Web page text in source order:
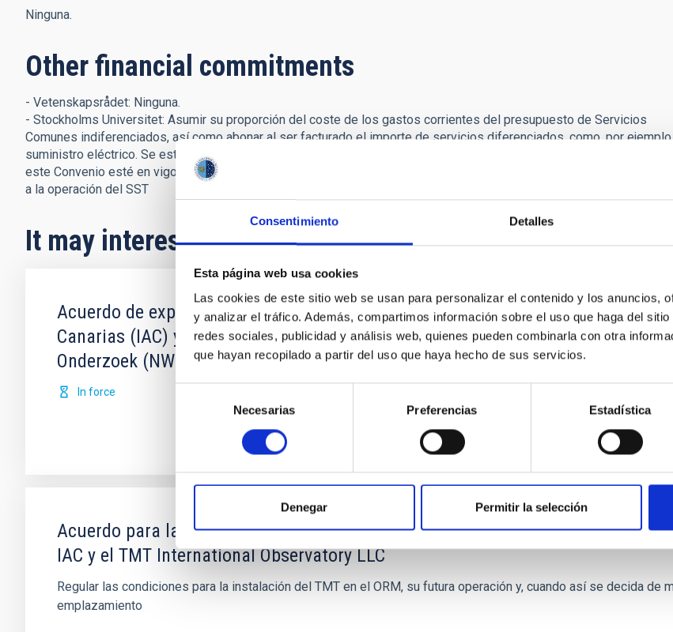
Consentimiento Detalles
Esta página web usa cookies
Las cookies de este sitio web se usan para personalizar el contenido y los anuncios,
y analizar el tráfico. Además, compartimos información sobre el uso que haga del
redes sociales, publicidad y análisis web, quienes pueden combinarla con otra
que hayan recopilado a partir del uso que haya hecho de sus servicios.
consentimiento
Necesarias Preferencias Estadística
Denegar Permitir la selección
Ninguna.
Other financial commitments
- Vetenskapsrådet: Ninguna.
- Stockholms Universitet: Asumir su proporción del coste de los gastos corrientes del presupuesto de Servicios
Comunes indiferenciados, así como abonar al ser facturado el importe de servicios diferenciados, como, por
suministro eléctrico. Se estima un importe total por estos conceptos de unos 30.000 Euro/año. Asimismo, y mientras
este Convenio esté en vigor, abonará al IAC una contribución de 4.000 euro por año a cambio de apoyo científico
a la operación del SST
It may interest you
Acuerdo de explotación científica de los telescopios William Herschel e Isaac
Canarias (IAC) y Science and Technology Facilities Council (STFC) y la
Onderzoek (NWO)
In force
Acuerdo para la instalación del Telescopio de Treinta Metros (TMT) en el
IAC y el TMT International Observatory LLC
Regular las condiciones para la instalación del TMT en el ORM, su futura operación y, cuando así se decida de
emplazamiento